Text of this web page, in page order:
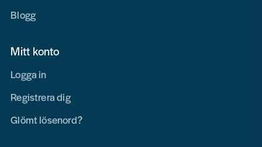
Blogg
Mitt konto
Logga in
Registrera dig
Glömt lösenord?